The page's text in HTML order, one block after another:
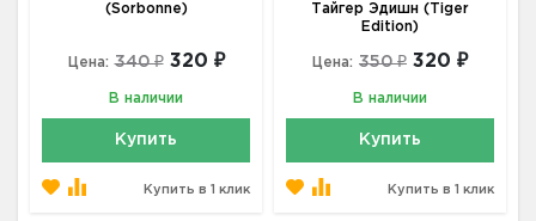
(Sorbonne)
Цена: 340 ₽ 320 ₽
В наличии
Купить
Купить в 1 клик
Тайгер Эдишн (Tiger
Edition)
Цена: 350 ₽ 320 ₽
В наличии
Купить
Купить в 1 клик